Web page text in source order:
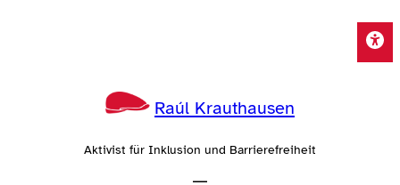
Raúl Krauthausen
Aktivist für Inklusion und Barrierefreiheit